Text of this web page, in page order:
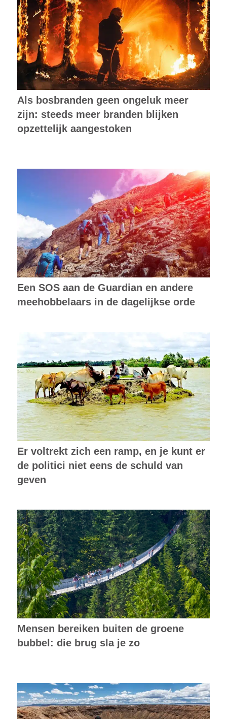
Als bosbranden geen ongeluk meer
zijn: steeds meer branden blijken
opzettelijk aangestoken
Een SOS aan de Guardian en andere
meehobbelaars in de dagelijkse orde
Er voltrekt zich een ramp, en je kunt er
de politici niet eens de schuld van
geven
Mensen bereiken buiten de groene
bubbel: die brug sla je zo